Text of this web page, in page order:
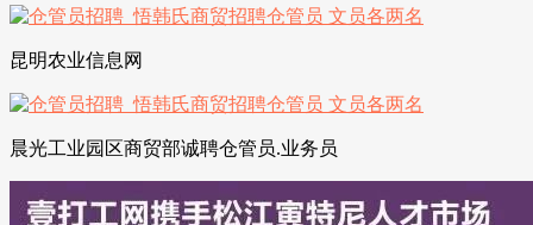
昆明农业信息网
晨光工业园区商贸部诚聘仓管员.业务员